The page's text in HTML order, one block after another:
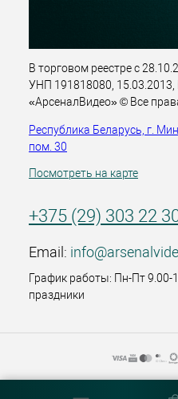
В торговом реестре с
УНП 191818080,
«АрсеналВидео» © Все
Республика Беларусь, г.
пом. 30
Посмотреть на карте
+375 (29) 303 22
Email:
График работы: Пн-Пт 9.00-
праздники